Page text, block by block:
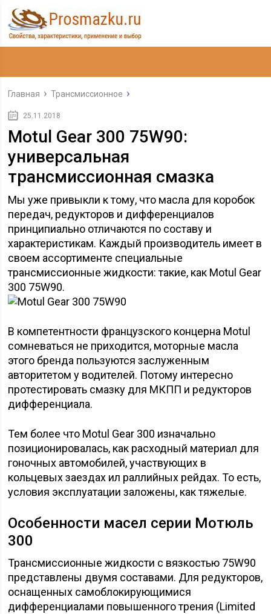
Главная Трансмиссионное
25.11.2018
Motul Gear 300 75W90:
универсальная
трансмиссионная смазка
Мы уже привыкли к тому, что масла для коробок
передач, редукторов и дифференциалов
принципиально отличаются по составу и
характеристикам. Каждый производитель имеет в
своем ассортименте специальные
трансмиссионные жидкости: такие, как Motul Gear
300 75W90.
В компетентности французского концерна Motul
сомневаться не приходится, моторные масла
этого бренда пользуются заслуженным
авторитетом у водителей. Потому интересно
протестировать смазку для МКПП и редукторов
дифференциала.
Тем более что Motul Gear 300 изначально
позиционировалась, как расходный материал для
гоночных автомобилей, участвующих в
кольцевых заездах ил раллийных рейдах. То есть,
условия эксплуатации заложены, как тяжелые.
Особенности масел серии Мотюль
300
Трансмиссионные жидкости с вязкостью 75W90
представлены двумя составами. Для редукторов,
оснащенных самоблокирующимися
дифференциалами повышенного трения (Limited